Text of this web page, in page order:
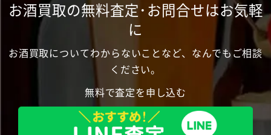
お酒買取の無料査定･お問合せはお気軽
に
お酒買取についてわからないことなど、なんでもご相談
ください。
無料で査定を申し込む